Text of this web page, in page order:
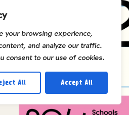
your browsing experience,
and analyze our traffic.
consent to our use of cookies.
All Accept All